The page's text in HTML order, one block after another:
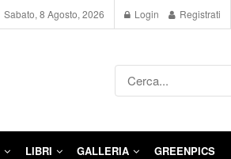
Sabato, 8 Agosto, 2026 Login Registrati
LIBRI GALLERIA GREENPICS